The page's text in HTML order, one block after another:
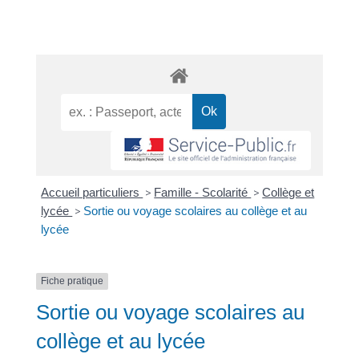
Accueil particuliers > Famille - Scolarité > Collège et
lycée > Sortie ou voyage scolaires au collège et au
lycée
Fiche pratique
Sortie ou voyage scolaires au
collège et au lycée